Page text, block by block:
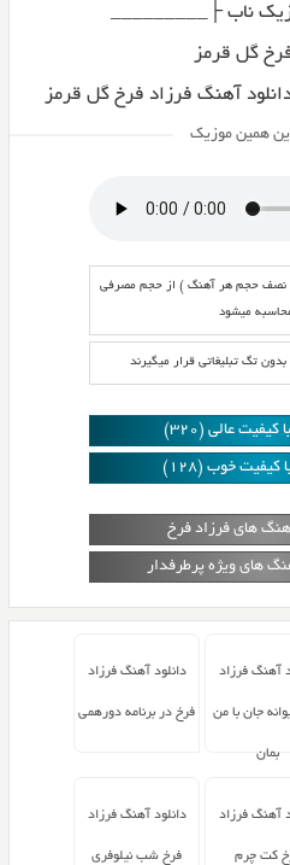
ناب ├_________
گل قرمز
آهنگ فرزاد فرخ گل قرمز
همین موزیک
( نصف حجم هر آهنگ ) از حجم مصرفی
میشود
تگ تبلیغاتی قرار میگیرند
عالی (320)
کیفیت خوب (128)
های فرزاد فرخ
های ویژه پرطرفدار
آهنگ فرزاد
جان با من
بمان
دانلود آهنگ فرزاد
فرخ در برنامه دورهمی
آهنگ فرزاد
کت چرم
دانلود آهنگ فرزاد
فرخ شب نیلوفری